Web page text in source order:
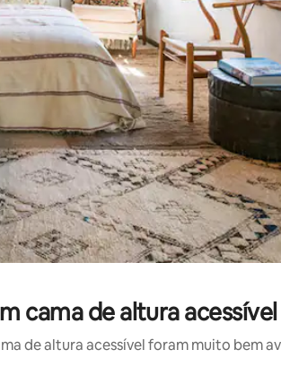
cama de altura
de altura acessível foram muito bem